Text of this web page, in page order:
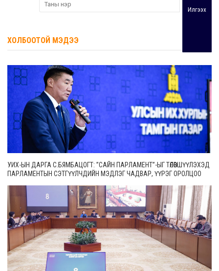
Илгээх
ХОЛБООТОЙ МЭДЭЭ
УИХ-ЫН ДАРГА С.БЯМБАЦОГТ: ”САЙН ПАРЛАМЕНТ”-ЫГ ТӨЛӨВШҮҮЛЭХЭД
ПАРЛАМЕНТЫН СЭТГҮҮЛЧДИЙН МЭДЛЭГ ЧАДВАР, ҮҮРЭГ ОРОЛЦОО